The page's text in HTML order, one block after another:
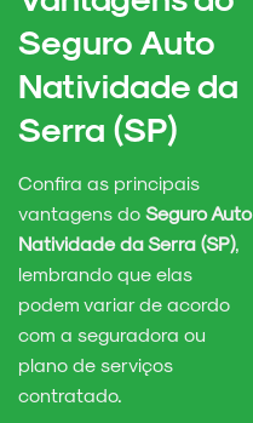
Seguro Auto
Natividade da
Serra (SP)
Confira as principais
vantagens do Seguro Auto
Natividade da Serra (SP),
lembrando que elas
podem variar de acordo
com a seguradora ou
plano de serviços
contratado.